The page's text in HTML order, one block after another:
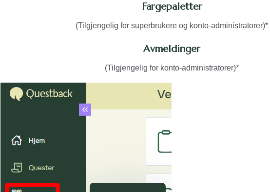
Fargepaletter
(Tilgjengelig for superbrukere og konto-administratorer)*
Avmeldinger
(Tilgjengelig for konto-administratorer)*